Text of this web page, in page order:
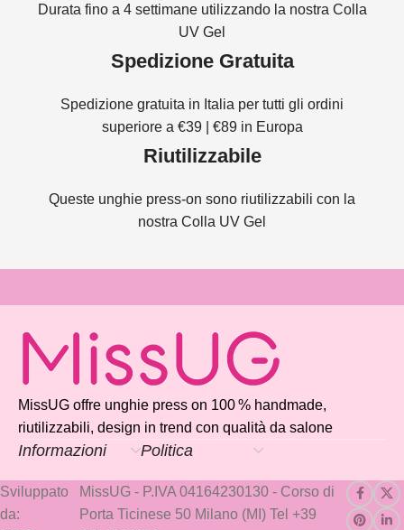
Durata fino a 4 settimane utilizzando la nostra Colla
UV Gel
Spedizione Gratuita
Spedizione gratuita in Italia per tutti gli ordini
superiore a €39 | €89 in Europa
Riutilizzabile
Queste unghie press-on sono riutilizzabili con la
nostra Colla UV Gel
MissUG offre unghie press on 100 % handmade,
riutilizzabili, design in trend con qualità da salone
Informazioni Politica
Sviluppato
da:
MissUG - P.IVA 04164230130 - Corso di
Porta Ticinese 50 Milano (MI) Tel +39